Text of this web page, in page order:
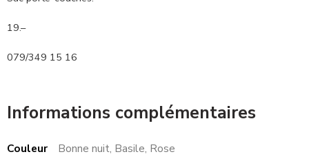
19.–
079/349 15 16
Informations complémentaires
Couleur Bonne nuit, Basile, Rose